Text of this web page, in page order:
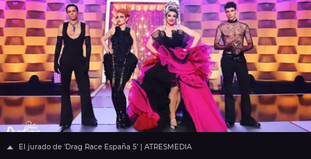
El jurado de 'Drag Race España 5' | ATRESMEDIA